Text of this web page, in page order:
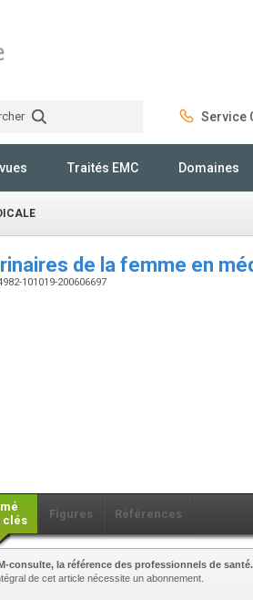
Service
Traités EMC Domaines
de la femme en
101019-200606697
clés
Figures Références
consulte, la référence des professionnels de santé.
de cet article nécessite un abonnement.